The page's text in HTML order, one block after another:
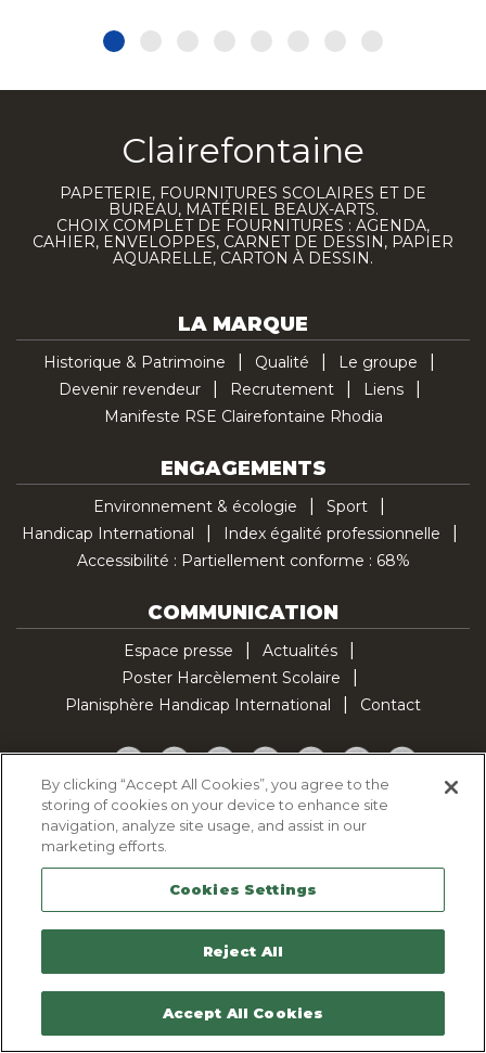
Clairefontaine
PAPETERIE, FOURNITURES SCOLAIRES ET DE
BUREAU, MATÉRIEL BEAUX-ARTS.
CHOIX COMPLET DE FOURNITURES : AGENDA,
CAHIER, ENVELOPPES, CARNET DE DESSIN, PAPIER
AQUARELLE, CARTON À DESSIN.
LA MARQUE
Historique & Patrimoine Qualité
Le groupe
Devenir revendeur
Recrutement
Liens
Manifeste RSE Clairefontaine Rhodia
ENGAGEMENTS
Environnement & écologie
Sport
Handicap International
Index égalité professionnelle
Accessibilité : Partiellement conforme : 68%
COMMUNICATION
Espace presse
Actualités
Poster Harcèlement Scolaire
Planisphère Handicap International
Contact
Facebook
TwitterYouTubePinterestInstagramLinkedInTikTok
Politique d'utilisation des cookies
Politique de confidentialité
Mentions légales
Plan du site
Contactez-nous
By clicking “Accept All Cookies”, you agree to the
storing of cookies on your device to enhance site
navigation, analyze site usage, and assist in our
marketing efforts.
Cookies Settings
Reject All
Accept All Cookies